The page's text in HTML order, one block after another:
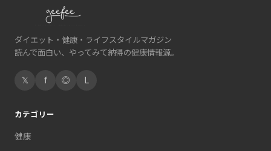
ダイエット・健康・ライフスタイルマガジン
読んで面白い、やってみて納得の健康情報源。
𝕏 f ◎ L
カテゴリー
健康